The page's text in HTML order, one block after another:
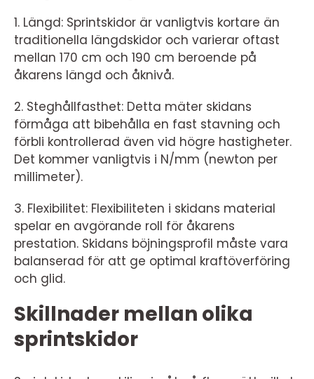
1. Längd: Sprintskidor är vanligtvis kortare än
traditionella längdskidor och varierar oftast
mellan 170 cm och 190 cm beroende på
åkarens längd och åknivå.
2. Steghållfasthet: Detta mäter skidans
förmåga att bibehålla en fast stavning och
förbli kontrollerad även vid högre hastigheter.
Det kommer vanligtvis i N/mm (newton per
millimeter).
3. Flexibilitet: Flexibiliteten i skidans material
spelar en avgörande roll för åkarens
prestation. Skidans böjningsprofil måste vara
balanserad för att ge optimal kraftöverföring
och glid.
Skillnader mellan olika
sprintskidor